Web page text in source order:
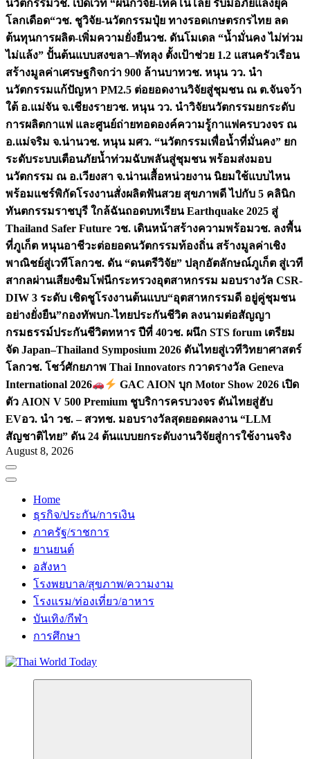
นวัตกรรมวช. เปิดเวที “ผนึกวิจัย-เทคโนโลยี รับมือภัยแล้งยุค
โลกเดือด“วช. ชูวิจัย-นวัตกรรมปุ๋ย ทางรอดเกษตรกรไทย ลด
ต้นทุนการผลิต-เพิ่มความยั่งยืนวช. ดันโมเดล “น้ำมั่นคง ไม่ท่วม
ไม่แล้ง” ปั้นต้นแบบสงขลา–พัทลุง ตั้งเป้าช่วย 1.2 แสนครัวเรือน
สร้างมูลค่าเศรษฐกิจกว่า 900 ล้านบาทวช. หนุน วว. นำ
นวัตกรรมแก้ปัญหา PM2.5 ต่อยอดงานวิจัยสู่ชุมชน ณ ต.จันจว้า
ใต้ อ.แม่จัน จ.เชียงรายวช. หนุน วว. นำวิจัยนวัตกรรมยกระดับ
การผลิตกาแฟ และศูนย์ถ่ายทอดองค์ความรู้กาแฟครบวงจร ณ
อ.แม่จริม จ.น่านวช. หนุน มศว. “นวัตกรรมเพื่อน้ำที่มั่นคง” ยก
ระดับระบบเตือนภัยน้ำท่วมฉับพลันสู่ชุมชน พร้อมส่งมอบ
นวัตกรรม ณ อ.เวียงสา จ.น่านเสื้อหน่วยงาน นิยมใช้แบบไหน
พร้อมแชร์พิกัดโรงงานสั่งผลิตฟันสวย สุขภาพดี ไปกับ 5 คลินิก
ทันตกรรมราชบุรี ใกล้ฉันถอดบทเรียน Earthquake 2025 สู่
Thailand Safer Future วช. เดินหน้าสร้างความพร้อมวช. ลงพื้น
ที่ภูเก็ต หนุนอาชีวะต่อยอดนวัตกรรมท้องถิ่น สร้างมูลค่าเชิง
พาณิชย์สู่เวทีโลกวช. ดัน “ดนตรีวิจัย” ปลุกอัตลักษณ์ภูเก็ต สู่เวที
สากลผ่านเสียงซิมโฟนีกระทรวงอุตสาหกรรม มอบรางวัล CSR-
DIW 3 ระดับ เชิดชูโรงงานต้นแบบ“อุตสาหกรรมดี อยู่คู่ชุมชน
อย่างยั่งยืน”กองทัพบก-ไทยประกันชีวิต ลงนามต่อสัญญา
กรมธรรม์ประกันชีวิตทหาร ปีที่ 40วช. ผนึก STS forum เตรียม
จัด Japan–Thailand Symposium 2026 ดันไทยสู่เวทีวิทยาศาสตร์
โลกวช. โชว์ศักยภาพ Thai Innovators กวาดรางวัล Geneva
International 2026
GAC AION บุก Motor Show 2026 เปิด
ตัว AION V 500 Premium ชูบริการครบวงจร ดันไทยสู่ฮับ
EVอว. นำ วช. – สวทช. มอบรางวัลสุดยอดผลงาน “LLM
สัญชาติไทย” ดัน 24 ต้นแบบยกระดับงานวิจัยสู่การใช้งานจริง
August 8, 2026
Home
ธุรกิจ/ประกัน/การเงิน
ภาครัฐ/ราชการ
ยานยนต์
อสังหา
โรงพยบาล/สุขภาพ/ความงาม
โรงแรม/ท่องเที่ยว/อาหาร
บันเทิง/กีฬา
การศึกษา